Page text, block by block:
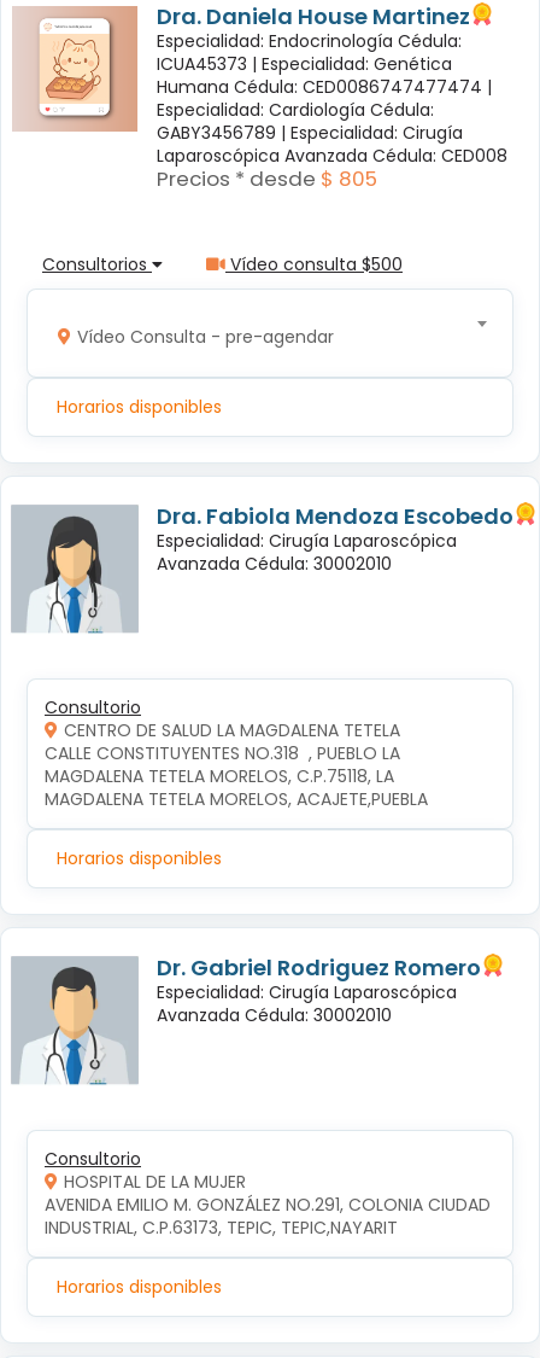
Dra. Daniela House Martinez
Especialidad: Endocrinología Cédula:
ICUA45373 | Especialidad: Genética
Humana Cédula: CED0086747477474 |
Especialidad: Cardiología Cédula:
GABY3456789 | Especialidad: Cirugía
Laparoscópica Avanzada Cédula: CED008
Precios * desde $ 805
Consultorios Vídeo consulta $500
Vídeo Consulta - pre-agendar
Horarios disponibles
Dra. Fabiola Mendoza Escobedo
Especialidad: Cirugía Laparoscópica
Avanzada Cédula: 30002010
Consultorio
CENTRO DE SALUD LA MAGDALENA TETELA
CALLE CONSTITUYENTES NO.318  , PUEBLO LA
MAGDALENA TETELA MORELOS, C.P.75118, LA
MAGDALENA TETELA MORELOS, ACAJETE,PUEBLA
Horarios disponibles
Dr. Gabriel Rodriguez Romero
Especialidad: Cirugía Laparoscópica
Avanzada Cédula: 30002010
Consultorio
HOSPITAL DE LA MUJER
AVENIDA EMILIO M. GONZÁLEZ NO.291, COLONIA CIUDAD
INDUSTRIAL, C.P.63173, TEPIC, TEPIC,NAYARIT
Horarios disponibles